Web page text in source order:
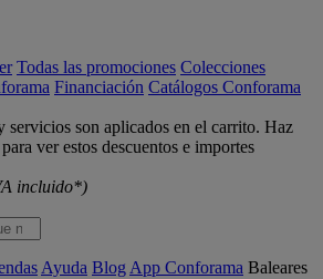
Todas las promociones Colecciones
Financiación Catálogos Conforama
servicios son aplicados en el carrito. Haz
ver estos descuentos e importes
incluido*)
Ayuda Blog App Conforama Baleares